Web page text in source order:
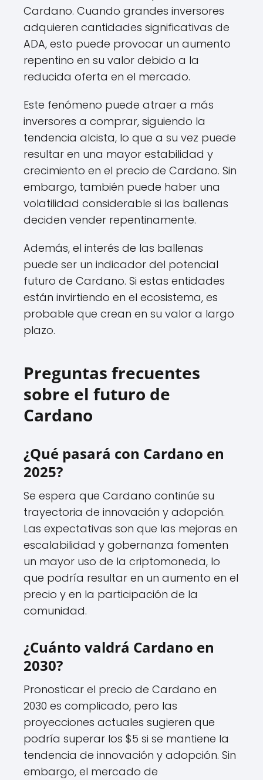
Cardano. Cuando grandes inversores
adquieren cantidades significativas de
ADA, esto puede provocar un aumento
repentino en su valor debido a la
reducida oferta en el mercado.
Este fenómeno puede atraer a más
inversores a comprar, siguiendo la
tendencia alcista, lo que a su vez puede
resultar en una mayor estabilidad y
crecimiento en el precio de Cardano. Sin
embargo, también puede haber una
volatilidad considerable si las ballenas
deciden vender repentinamente.
Además, el interés de las ballenas
puede ser un indicador del potencial
futuro de Cardano. Si estas entidades
están invirtiendo en el ecosistema, es
probable que crean en su valor a largo
plazo.
Preguntas frecuentes
sobre el futuro de
Cardano
¿Qué pasará con Cardano en
2025?
Se espera que Cardano continúe su
trayectoria de innovación y adopción.
Las expectativas son que las mejoras en
escalabilidad y gobernanza fomenten
un mayor uso de la criptomoneda, lo
que podría resultar en un aumento en el
precio y en la participación de la
comunidad.
¿Cuánto valdrá Cardano en
2030?
Pronosticar el precio de Cardano en
2030 es complicado, pero las
proyecciones actuales sugieren que
podría superar los $5 si se mantiene la
tendencia de innovación y adopción. Sin
embargo, el mercado de